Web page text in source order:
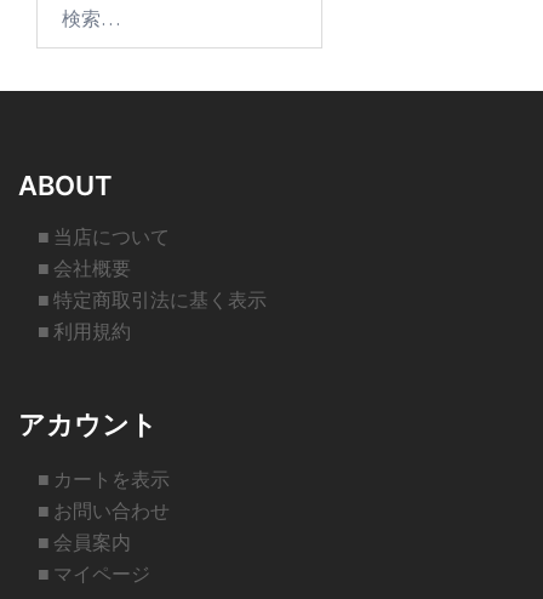
ABOUT
■ 当店について
■ 会社概要
■ 特定商取引法に基く表示
■ 利用規約
アカウント
■ カートを表示
■ お問い合わせ
■ 会員案内
■ マイページ